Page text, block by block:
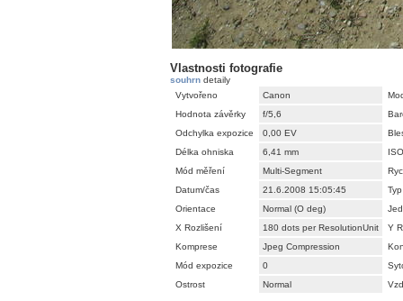
Vlastnosti fotografie
souhrn detaily
Vytvořeno
Canon
Hodnota závěrky
f/5,6
Odchylka expozice
0,00 EV
Délka ohniska
6,41 mm
ISO
Mód měření
Multi-Segment
Datum/čas
21.6.2008 15:05:45
Orientace
Normal (O deg)
X Rozlišení
180 dots per ResolutionUnit
Y
Komprese
Jpeg Compression
Mód expozice
0
Ostrost
Normal